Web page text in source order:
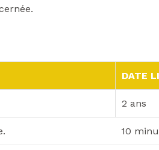
DATE
2 ans
10